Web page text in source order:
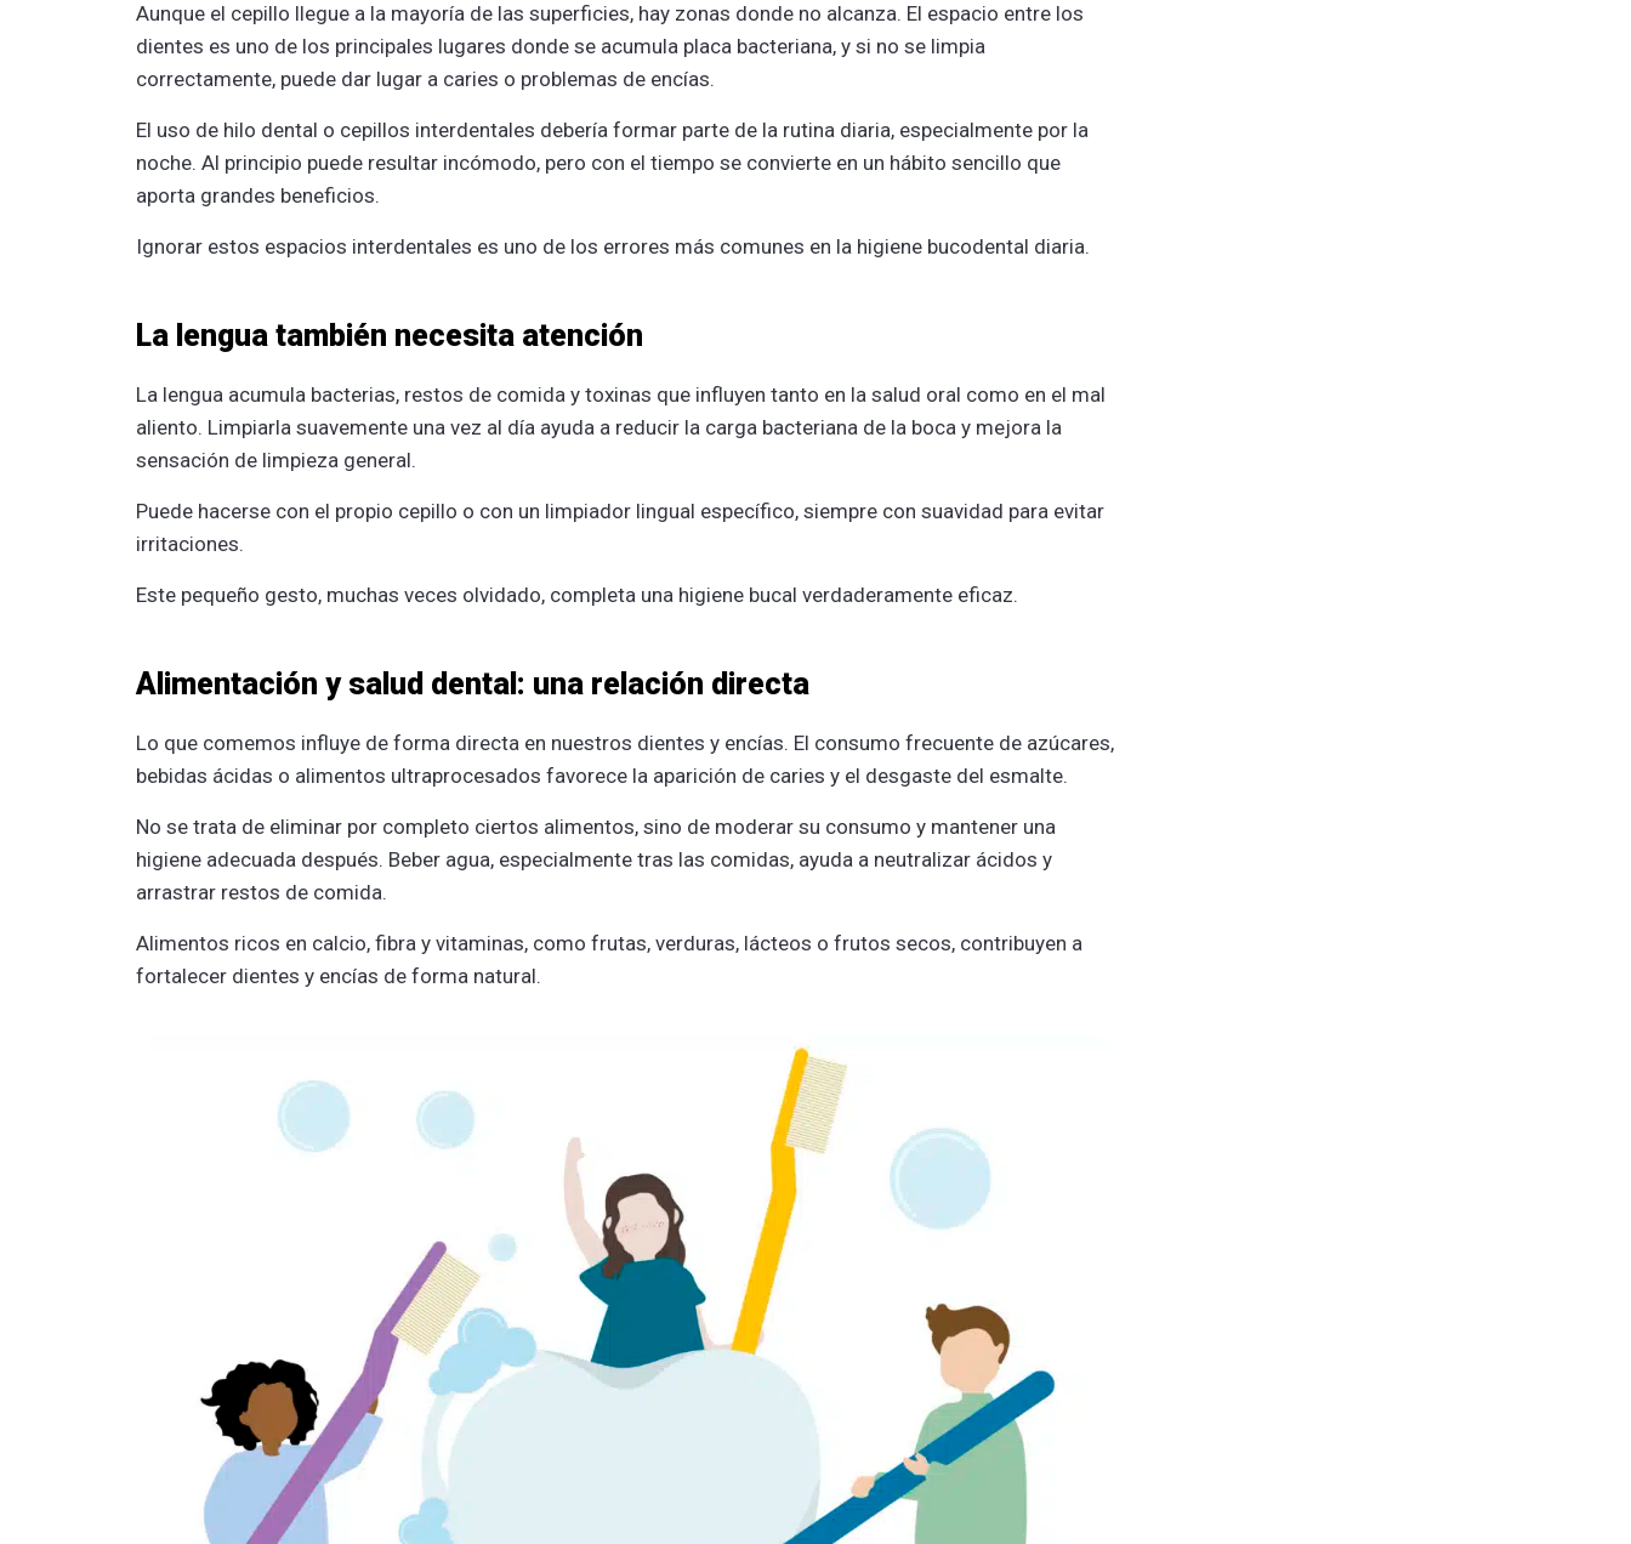
Aunque el cepillo llegue a la mayoría de las superficies, hay zonas donde no alcanza. El espacio entre los
dientes es uno de los principales lugares donde se acumula placa bacteriana, y si no se limpia
correctamente, puede dar lugar a caries o problemas de encías.
El uso de hilo dental o cepillos interdentales debería formar parte de la rutina diaria, especialmente por la
noche. Al principio puede resultar incómodo, pero con el tiempo se convierte en un hábito sencillo que
aporta grandes beneficios.
Ignorar estos espacios interdentales es uno de los errores más comunes en la higiene bucodental diaria.
La lengua también necesita atención
La lengua acumula bacterias, restos de comida y toxinas que influyen tanto en la salud oral como en el mal
aliento. Limpiarla suavemente una vez al día ayuda a reducir la carga bacteriana de la boca y mejora la
sensación de limpieza general.
Puede hacerse con el propio cepillo o con un limpiador lingual específico, siempre con suavidad para evitar
irritaciones.
Este pequeño gesto, muchas veces olvidado, completa una higiene bucal verdaderamente eficaz.
Alimentación y salud dental: una relación directa
Lo que comemos influye de forma directa en nuestros dientes y encías. El consumo frecuente de azúcares,
bebidas ácidas o alimentos ultraprocesados favorece la aparición de caries y el desgaste del esmalte.
No se trata de eliminar por completo ciertos alimentos, sino de moderar su consumo y mantener una
higiene adecuada después. Beber agua, especialmente tras las comidas, ayuda a neutralizar ácidos y
arrastrar restos de comida.
Alimentos ricos en calcio, fibra y vitaminas, como frutas, verduras, lácteos o frutos secos, contribuyen a
fortalecer dientes y encías de forma natural.